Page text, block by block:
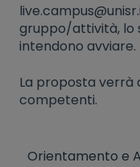
gruppo/attività, lo
intendono avviare.
La proposta verrà
competenti.
Orientamento e